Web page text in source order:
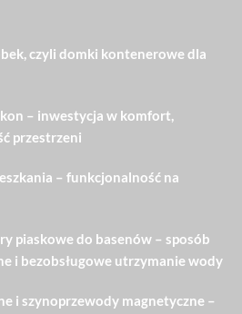
czyli domki kontenerowe dla
– inwestycja w komfort,
przestrzeni
– funkcjonalność na
piaskowe do basenów – sposób
i bezobsługowe utrzymanie wody
i szynoprzewody magnetyczne –